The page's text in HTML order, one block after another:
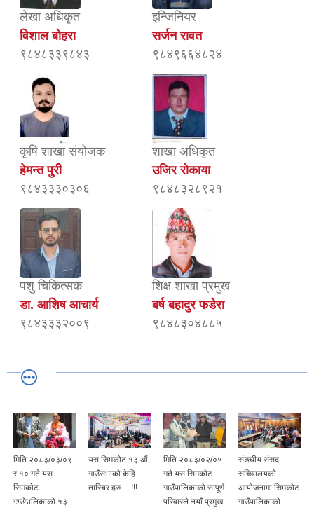
लेखा अधिकृत
विशाल बोहरा
९८४८३३९८४३
इन्जिनियर
सर्जन रावत
९८४९६६४८२४
कृषि शाखा संयोजक
हेमन्त पुरी
९८४३३३०३०६
शाखा अधिकृत
उजिर रोकाया
९८४८३२८९२१
पशु चिकित्सक
डा. आशिष आचार्य
९८४३३३२००९
शिक्ष शाखा प्रमुख
बर्ष बहादुर फडेरा
९८४८३०४८८५
मिति २०८३/०३/०९
र १० गते यस
सिमकोट
गाउँपालिकाको १३
यस सिमकोट १३ औं
गाउँसभाको केहि
तास्बिर हरु ....!!!
मिति २०८३/०२/०५
गते यस सिमकोट
गाउँपालिकाको सम्पूर्ण
परिवारले नयाँ प्रमुख
संङघीय संसद
सचिवालयको
आयोजनामा सिमकोट
गाउँपालिकाको